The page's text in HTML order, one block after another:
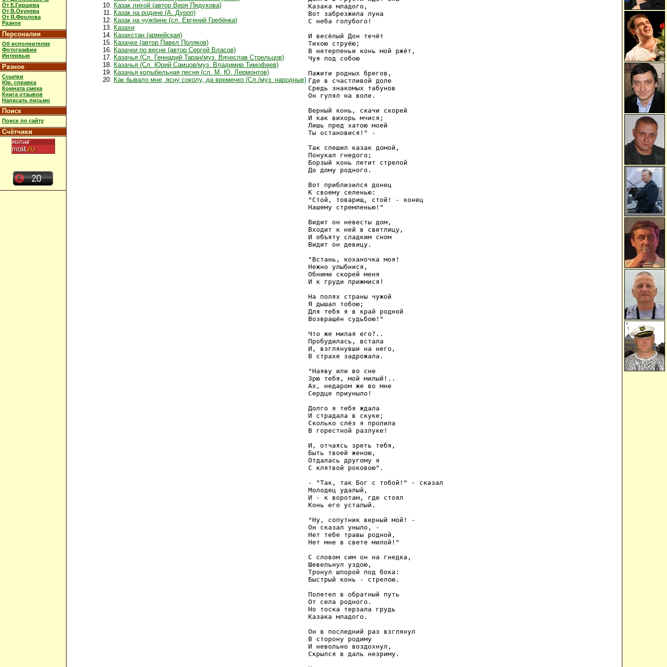
От Е.Гиршева
От В.Окунева
От Я.Фролова
Разное
Персоналии
Об исполнителях
Фотографии
Интервью
Разное
Ссылки
Юр. справка
Комната смеха
Книга отзывов
Написать письмо
Поиск
Поиск по сайту
Счётчики
Казак лихой (автор Веря Пядухова)
Казак на родине (А. Дуроп)
Казак на чужбине (сл. Евгений Гребёнка)
Казахи
Казахстан (армейская)
Казачке (автор Павел Поляков)
Казачки по весне (автор Сергей Власов)
Казачья (Сл. Геннадий Таран/муз. Вячеслав Стрельцов)
Казачья (Сл. Юрий Самцов/муз. Владимир Тимофеев)
Казачья колыбельная песня (сл. М. Ю. Лермонтов)
Как бывало мне, ясну соколу, да времечко (Сл./муз. народные)
Казака младого,
Вот забрезжила луна
С неба голубого!
И весёлый Дон течёт
Тихою струёю;
В нетерпеньи конь мой ржёт,
Чуя под собою
Пажити родных брегов,
Где в счастливой доле
Средь знакомых табунов
Он гулял на воле.
Верный конь, скачи скорей
И как вихорь мчися;
Лишь пред хатою моей
Ты остановися!" -
Так спешил казак домой,
Понукал гнедого;
Борзый конь летит стрелой
До дому родного.
Вот приблизился донец
К своему селенью:
"Стой, товарищ, стой! - конец
Нашему стремленью!"
Видит он невесты дом,
Входит к ней в светлицу,
И объяту сладким сном
Видит он девицу.
"Встань, коханочка моя!
Нежно улыбнися,
Обними скорей меня
И к груди прижмися!
На полях страны чужой
Я дышал тобою;
Для тебя я в край родной
Возвращён судьбою!"
Что же милая его?..
Пробудилась, встала
И, взглянувши на него,
В страхе задрожала.
"Наяву или во сне
Зрю тебя, мой милый!..
Ах, недаром же во мне
Сердце приуныло!
Долго я тебя ждала
И страдала в скуке;
Сколько слёз я пролила
В горестной разлуке!
И, отчаясь зреть тебя,
Быть твоей женою,
Отдалась другому я
С клятвой роковою".
- "Так, так Бог с тобой!" - сказал
Молодец удалый,
И - к воротам, где стоял
Конь его усталый.
"Ну, сопутник верный мой! -
Он сказал уныло, -
Нет тебе травы родной,
Нет мне в свете милой!"
С словом сим он на гнедка,
Шевельнул уздою,
Тронул шпорой под бока:
Быстрый конь - стрелою.
Полетел в обратный путь
От села родного.
Но тоска терзала грудь
Казака младого.
Он в последний раз взглянул
В сторону родиму
И невольно воздохнул,
Скрылся в даль незриму.